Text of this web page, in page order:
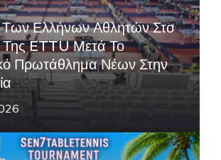
Των Ελλήνων Αθλητών Στο
ETTU Μετά Το
Πρωτάθλημα Νέων Στην